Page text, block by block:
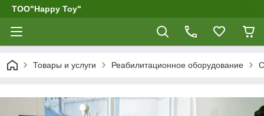
ТОО"Happy Toy"
Товары и услуги Реабилитационное оборудование